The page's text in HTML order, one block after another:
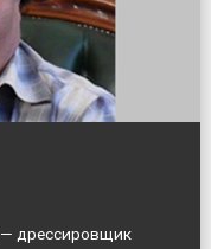
— дрессировщик